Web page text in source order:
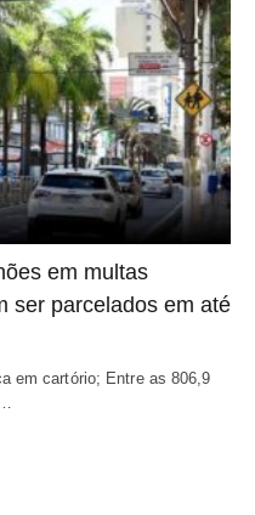
em multas
ser parcelados em até
em cartório; Entre as 806,9